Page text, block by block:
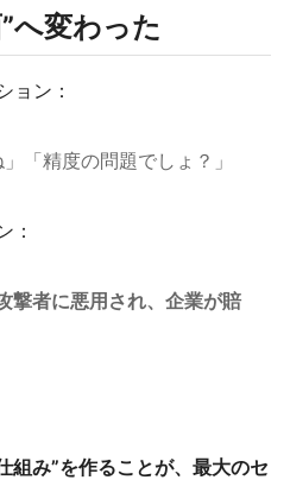
へ変わった
ョン：
「精度の問題でしょ？」
：
撃者に悪用され、企業が賠
組み”を作ることが、最大のセ